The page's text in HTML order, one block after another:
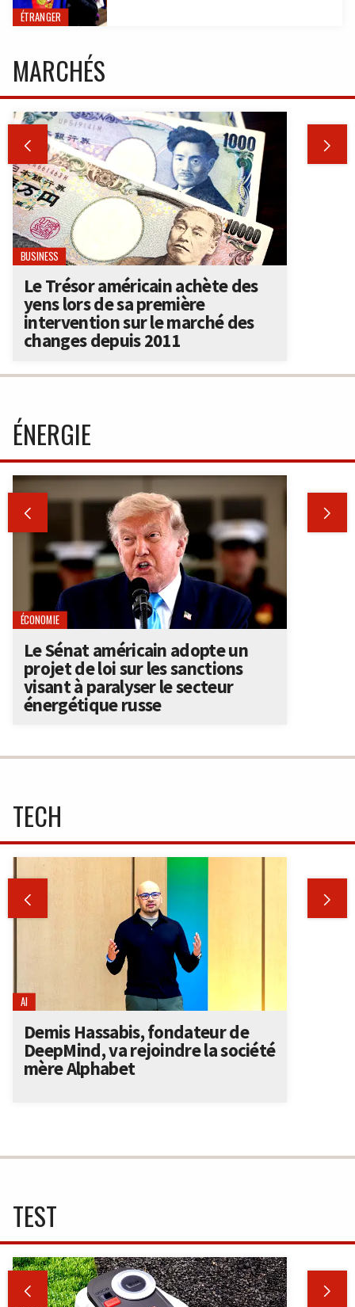
ÉTRANGER
MARCHÉS
 
BUSINESS
Le Trésor américain achète des
yens lors de sa première
intervention sur le marché des
changes depuis 2011
ÉNERGIE
 
ÉCONOMIE
Le Sénat américain adopte un
projet de loi sur les sanctions
visant à paralyser le secteur
énergétique russe
TECH
 
AI
Demis Hassabis, fondateur de
DeepMind, va rejoindre la société
mère Alphabet
TEST
 